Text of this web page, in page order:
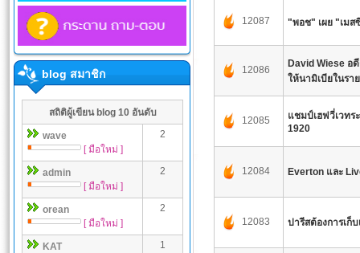
blog สมาชิก
สถิติผู้เขียน blog 10 อันดับ
wave
[ มือใหม่ ]
2
admin
[ มือใหม่ ]
2
orean
[ มือใหม่ ]
2
KAT
1
12087 "พอช" เผย "เมส
12086
David Wiese อ
ให้นามิเบียในรา
12085
แชมป์เฮฟวี่เวทร
1920
12084 Everton และ
12083 ปารีสต้องการเก็